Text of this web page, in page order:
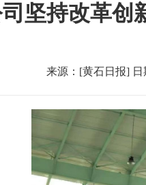
坚持改革创
来源：[黄石日报​​] 日